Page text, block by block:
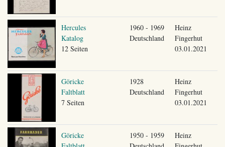
Hercules
Katalog
12 Seiten
1960 - 1969
Deutschland
Heinz
Fingerhut
03.01.2021
Göricke
Faltblatt
7 Seiten
1928
Deutschland
Heinz
Fingerhut
03.01.2021
Göricke
1950 - 1959
Heinz